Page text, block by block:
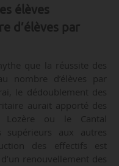
élèves
d’élèves par
que la réussite des
nombre d’élèves par
le dédoublement des
aurait apporté des
Lozère ou le Cantal
aux autres
des effectifs est
renouvellement des